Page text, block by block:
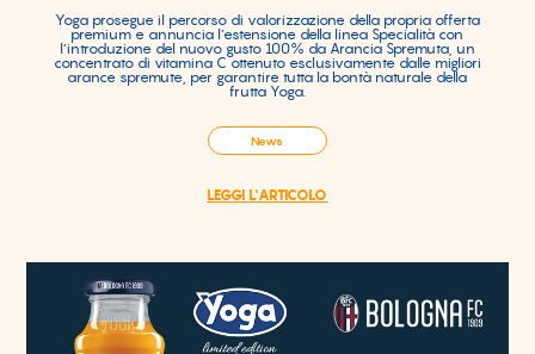
Yoga prosegue il percorso di valorizzazione della propria offerta
premium e annuncia l’estensione della linea Specialità con
l’introduzione del nuovo gusto 100% da Arancia Spremuta, un
concentrato di vitamina C ottenuto esclusivamente dalle migliori
arance spremute, per garantire tutta la bontà naturale della
frutta Yoga.
News
LEGGI L'ARTICOLO